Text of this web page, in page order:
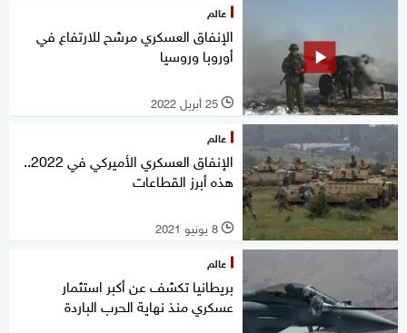
عالم
الإنفاق العسكري مرشح للارتفاع في
أوروبا وروسيا
l 25 أبريل 2022
عالم
الإنفاق العسكري الأميركي في 2022..
هذه أبرز القطاعات
l 8 يونيو 2021
عالم
بريطانيا تكشف عن أكبر استثمار
عسكري منذ نهاية الحرب الباردة